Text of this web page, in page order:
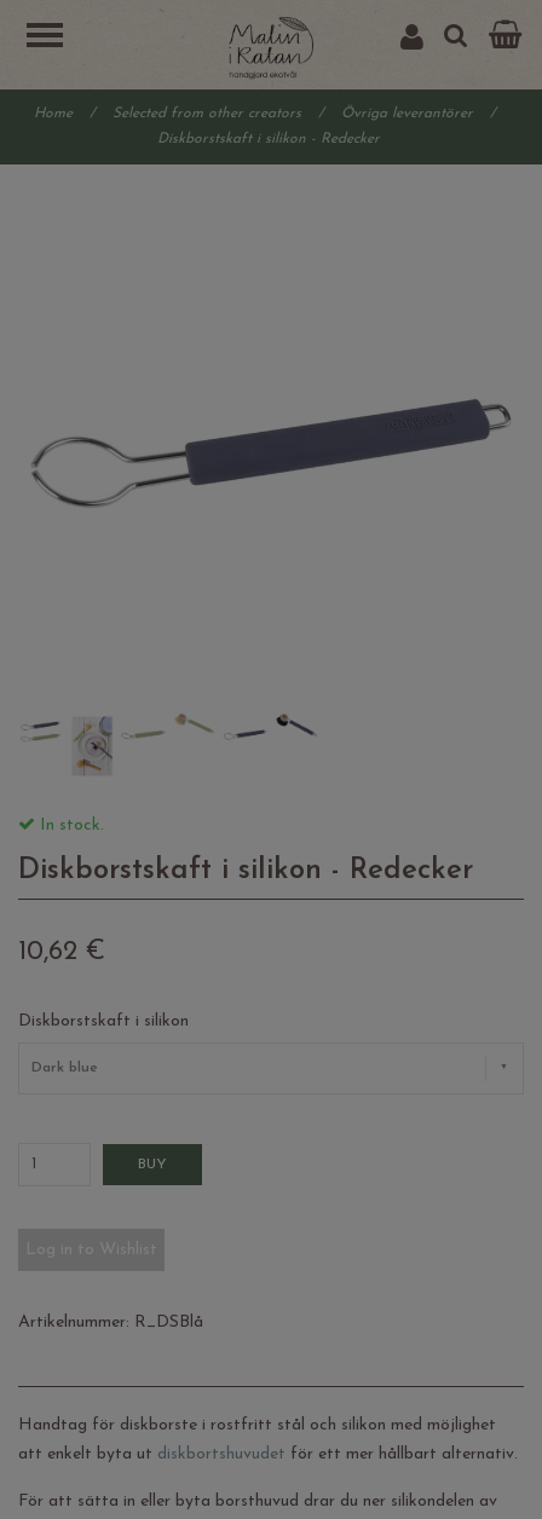
Home / Selected from other creators / Övriga leverantörer
/
Diskborstskaft i silikon - Redecker
In stock.
Diskborstskaft i silikon - Redecker
10,62 €
Diskborstskaft i silikon
Dark blue
BUY
Artikelnummer: R_DSBlå
Handtag för diskborste i rostfritt stål och silikon med möjlighet
att enkelt byta ut diskbortshuvudet för ett mer hållbart alternativ.
För att sätta in eller byta borsthuvud drar du ner silikondelen av